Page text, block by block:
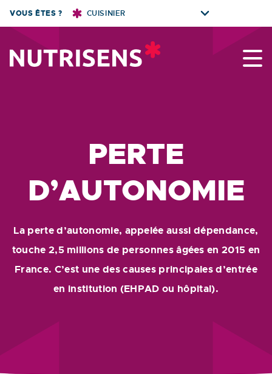
VOUS ÊTES ? CUISINIER
PERTE
D’AUTONOMIE
La perte d’autonomie, appelée aussi dépendance,
touche 2,5 millions de personnes âgées en 2015 en
France. C’est une des causes principales d’entrée
en institution (EHPAD ou hôpital).